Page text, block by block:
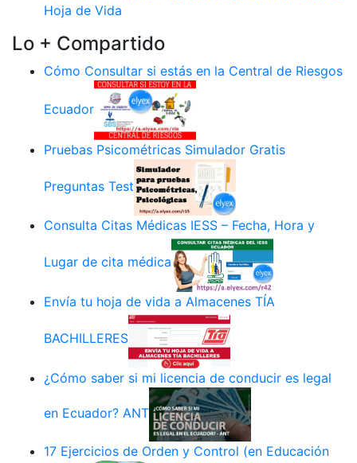
Hoja de Vida
Lo + Compartido
Cómo Consultar si estás en la Central de Riesgos
Ecuador
Pruebas Psicométricas Simulador Gratis
Preguntas Test
Consulta Citas Médicas IESS – Fecha, Hora y
Lugar de cita médica
Envía tu hoja de vida a Almacenes TÍA
BACHILLERES
¿Cómo saber si mi licencia de conducir es legal
en Ecuador? ANT
17 Ejercicios de Orden y Control (en Educación